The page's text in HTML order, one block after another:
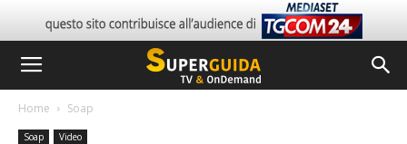
Home Soap
Soap Video